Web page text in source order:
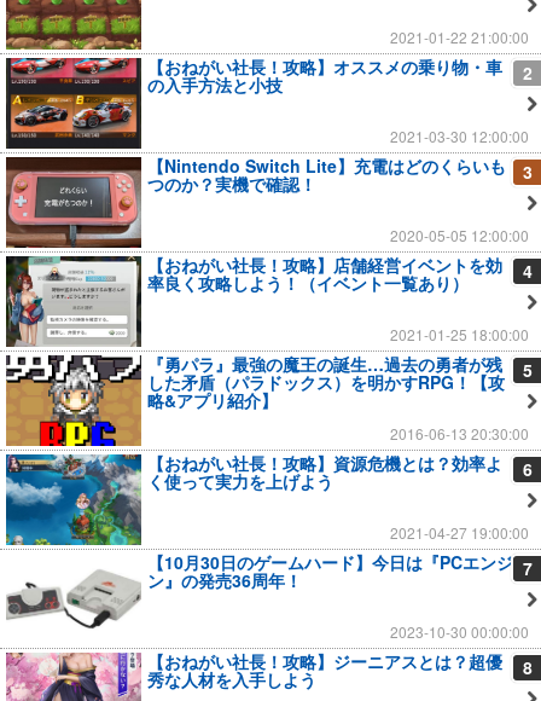
2021-01-22 21:00:00
2
【おねがい社長！攻略】オススメの乗り物・車
の入手方法と小技
2021-03-30 12:00:00
3
【Nintendo Switch Lite】充電はどのくらいも
つのか？実機で確認！
2020-05-05 12:00:00
4
【おねがい社長！攻略】店舗経営イベントを効
率良く攻略しよう！（イベント一覧あり）
2021-01-25 18:00:00
5
『勇パラ』最強の魔王の誕生…過去の勇者が残
した矛盾（パラドックス）を明かすRPG！【攻
略&アプリ紹介】
2016-06-13 20:30:00
6
【おねがい社長！攻略】資源危機とは？効率よ
く使って実力を上げよう
2021-04-27 19:00:00
7
【10月30日のゲームハード】今日は『PCエンジ
ン』の発売36周年！
2023-10-30 00:00:00
8
【おねがい社長！攻略】ジーニアスとは？超優
秀な人材を入手しよう